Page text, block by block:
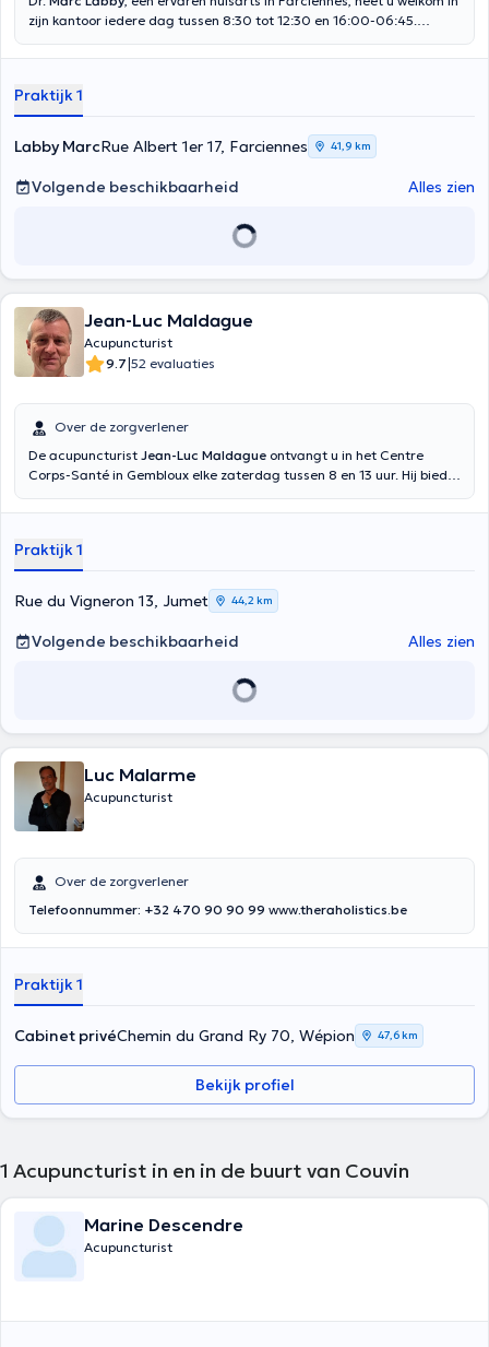
zijn kantoor iedere dag tussen 8:30 tot 12:30 en 16:00-06:45.
vele training om zich te uitgegroeid tot een leraar in deze
oplossing voor uw pathologie diep behandelen gevonden hebben. Hij
biedt ook de thuisbasis van afspraken als u niet in staat om te
verhuizen naar zijn kantoor zijn. Inhoud vertaald door google
translate
Praktijk 1
Labby MarcRue Albert 1er 17, Farciennes 41,9 km
Volgende beschikbaarheid Alles zien
Jean-Luc Maldague
Acupuncturist
9.7|52 evaluaties
Over de zorgverlener
De acupuncturist Jean-Luc Maldague ontvangt u in het Centre
Corps-Santé in Gembloux elke zaterdag tussen 8 en 13 uur. Hij biedt
de week van maandag tot vrijdag tussen 8u en 13u.
Praktijk 1
Rue du Vigneron 13, Jumet 44,2 km
Volgende beschikbaarheid Alles zien
Luc Malarme
Acupuncturist
Over de zorgverlener
Telefoonnummer: +32 470 90 90 99 www.theraholistics.be
Praktijk 1
Cabinet privéChemin du Grand Ry 70, Wépion 47,6 km
Bekijk profiel
1 Acupuncturist in en in de buurt van Couvin
Marine Descendre
Acupuncturist